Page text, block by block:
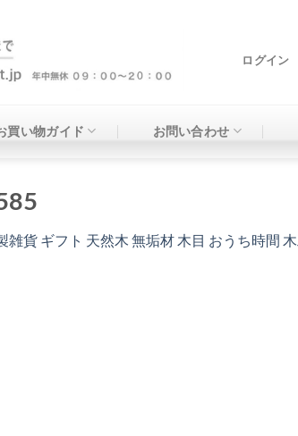
ログイン
買い物ガイド お問い合わせ
貨 ギフト 天然木 無垢材 木目 おうち時間